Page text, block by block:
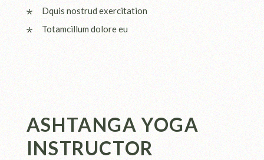
Dquis nostrud exercitation
Totamcillum dolore eu
ASHTANGA YOGA
INSTRUCTOR